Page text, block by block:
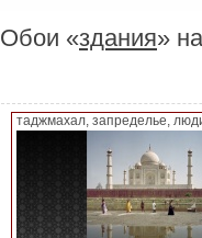
Обои «здания»
таджмахал, запределье,